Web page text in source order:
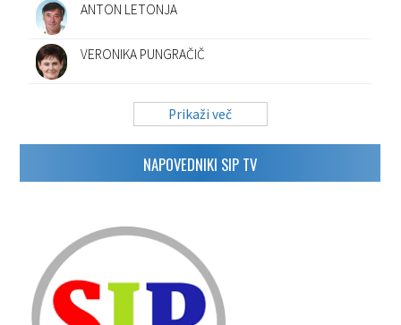
ANTON LETONJA
VERONIKA PUNGRAČIČ
Prikaži več
NAPOVEDNIKI SIP TV